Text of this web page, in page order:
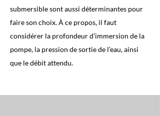
submersible sont aussi déterminantes pour
faire son choix. À ce propos, il faut
considérer la profondeur d’immersion de la
pompe, la pression de sortie de l’eau, ainsi
que le débit attendu.